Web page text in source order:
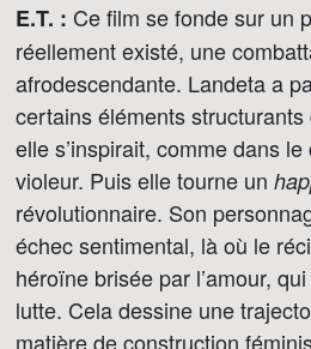
E.T. : Ce film se fonde sur un
réellement existé, une
afrodescendante. Landeta a
certains éléments
elle s’inspirait, comme dans
violeur. Puis elle tourne un
révolutionnaire. Son
échec sentimental, là où le
héroïne brisée par l’amour,
lutte. Cela dessine une
matière de construction